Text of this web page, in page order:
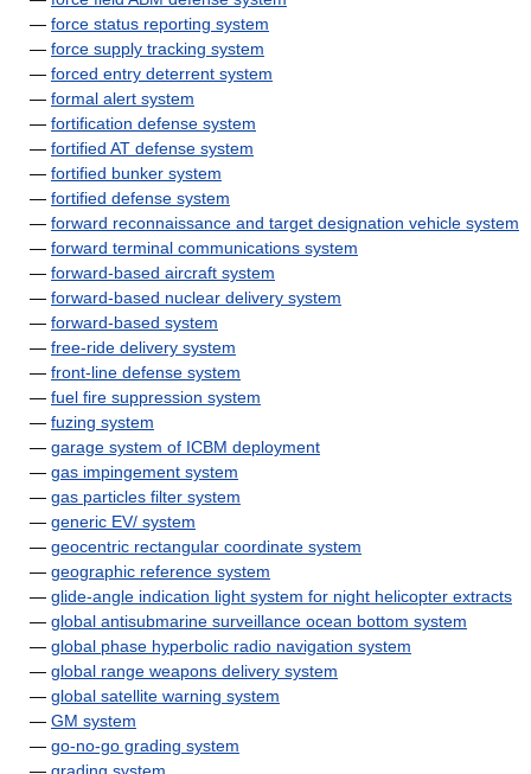
— force status reporting system
— force supply tracking system
— forced entry deterrent system
— formal alert system
— fortification defense system
— fortified AT defense system
— fortified bunker system
— fortified defense system
— forward reconnaissance and target designation vehicle system
— forward terminal communications system
— forward-based aircraft system
— forward-based nuclear delivery system
— forward-based system
— free-ride delivery system
— front-line defense system
— fuel fire suppression system
— fuzing system
— garage system of ICBM deployment
— gas impingement system
— gas particles filter system
— generic EV/ system
— geocentric rectangular coordinate system
— geographic reference system
— glide-angle indication light system for night helicopter extracts
— global antisubmarine surveillance ocean bottom system
— global phase hyperbolic radio navigation system
— global range weapons delivery system
— global satellite warning system
— GM system
— go-no-go grading system